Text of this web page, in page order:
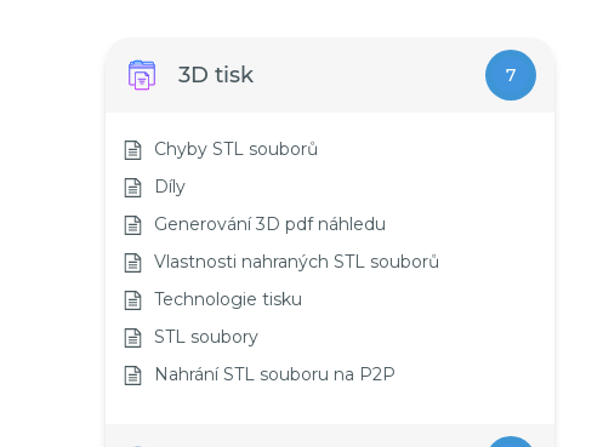
3D tisk 7
Chyby STL souborů
Díly
Generování 3D pdf náhledu
Vlastnosti nahraných STL souborů
Technologie tisku
STL soubory
Nahrání STL souboru na P2P